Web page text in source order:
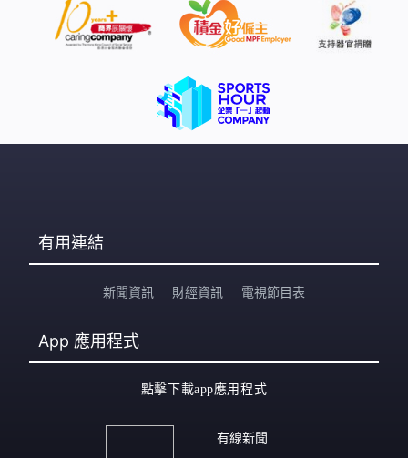
會88個直選議席，傳統建制政黨贏取71席，是否意味新選
制排擠沒政黨背景的獨立人士？李家超重申新制度公平公
他來自甚麼組織、甚麼團體，這不是我們的重點，重點是
要選出我們覺得優越、稱職、有熱誠，也多方面互補，令
『1+1大於2』。」 他說未
有用連結
新聞資訊 財經資訊 電視節目表
App 應用程式
點擊下載app應用程式
有線新聞